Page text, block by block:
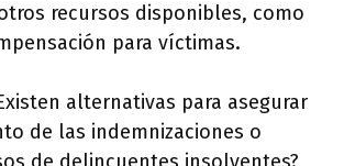
recursos disponibles, como
para víctimas.
alternativas para asegurar
de las indemnizaciones o